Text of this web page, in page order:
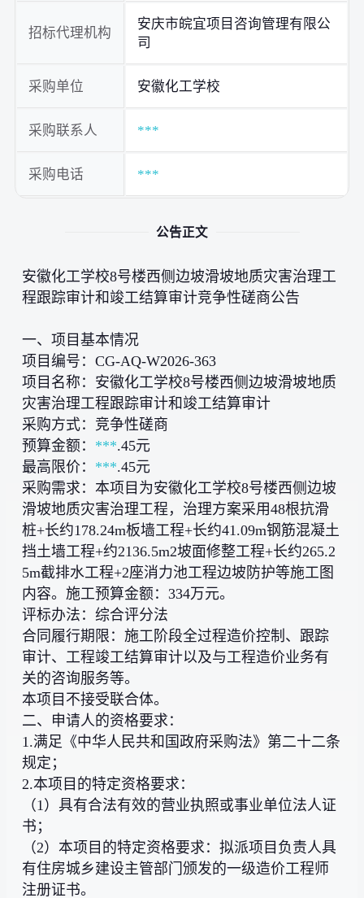
招标代理机构
安庆市皖宜项目咨询管理有限公
司
采购单位 安徽化工学校
采购联系人 ***
采购电话 ***
公告正文
安徽化工学校8号楼西侧边坡滑坡地质灾害治理工
程跟踪审计和竣工结算审计竞争性磋商公告
一、项目基本情况
项目编号：CG-AQ-W2026-363
项目名称：安徽化工学校8号楼西侧边坡滑坡地质
灾害治理工程跟踪审计和竣工结算审计
采购方式：竞争性磋商
预算金额： ***.45元
最高限价： ***.45元
采购需求：本项目为安徽化工学校8号楼西侧边坡
滑坡地质灾害治理工程，治理方案采用48根抗滑
桩+长约178.24m板墙工程+长约41.09m钢筋混凝土
挡土墙工程+约2136.5m2坡面修整工程+长约265.2
5m截排水工程+2座消力池工程边坡防护等施工图
内容。施工预算金额：334万元。
评标办法：综合评分法
合同履行期限：施工阶段全过程造价控制、跟踪
审计、工程竣工结算审计以及与工程造价业务有
关的咨询服务等。
本项目不接受联合体。
二、申请人的资格要求：
1.满足《中华人民共和国政府采购法》第二十二条
规定；
2.本项目的特定资格要求：
（1）具有合法有效的营业执照或事业单位法人证
书；
（2）本项目的特定资格要求：拟派项目负责人具
有住房城乡建设主管部门颁发的一级造价工程师
注册证书。